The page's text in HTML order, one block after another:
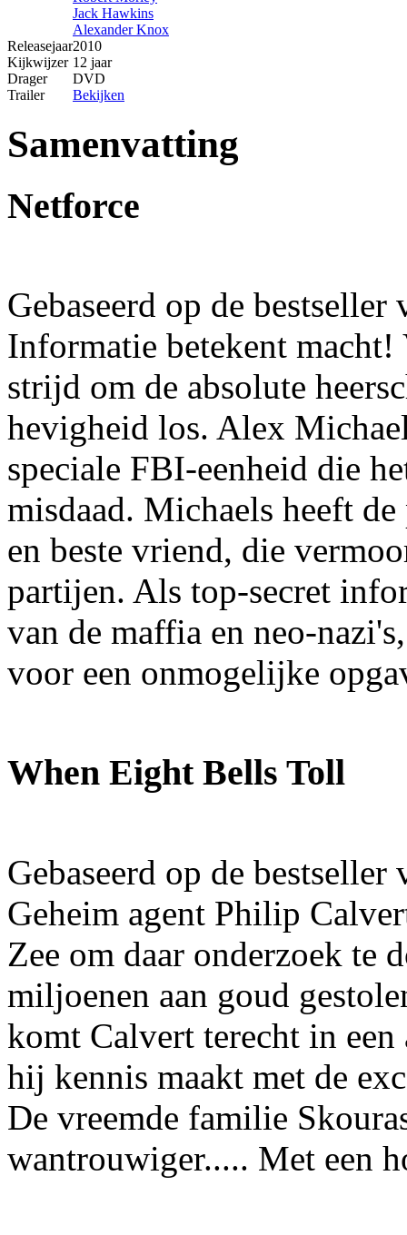
Jack Hawkins
Alexander Knox
Releasejaar2010
Kijkwijzer 12 jaar
Drager
DVD
Trailer
Bekijken
Samenvatting
Netforce
Gebaseerd op de
Informatie betekent macht!
strijd om de absolute
hevigheid los. Alex
speciale FBI-eenheid die
misdaad. Michaels heeft
en beste vriend, die
partijen. Als top-secret
van de maffia en neo-
voor een onmogelijke
When Eight Bells Toll
Gebaseerd op de
Geheim agent Philip
Zee om daar onderzoek te
miljoenen aan goud
komt Calvert terecht in
hij kennis maakt met de
De vreemde familie
wantrouwiger..... Met een